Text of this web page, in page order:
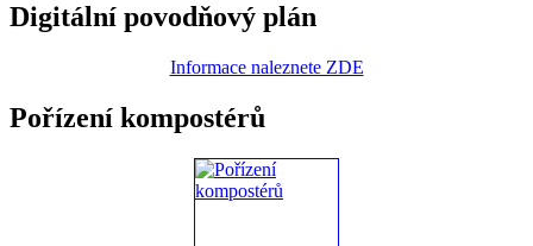
Digitální povodňový plán
Informace naleznete ZDE
Pořízení kompostérů